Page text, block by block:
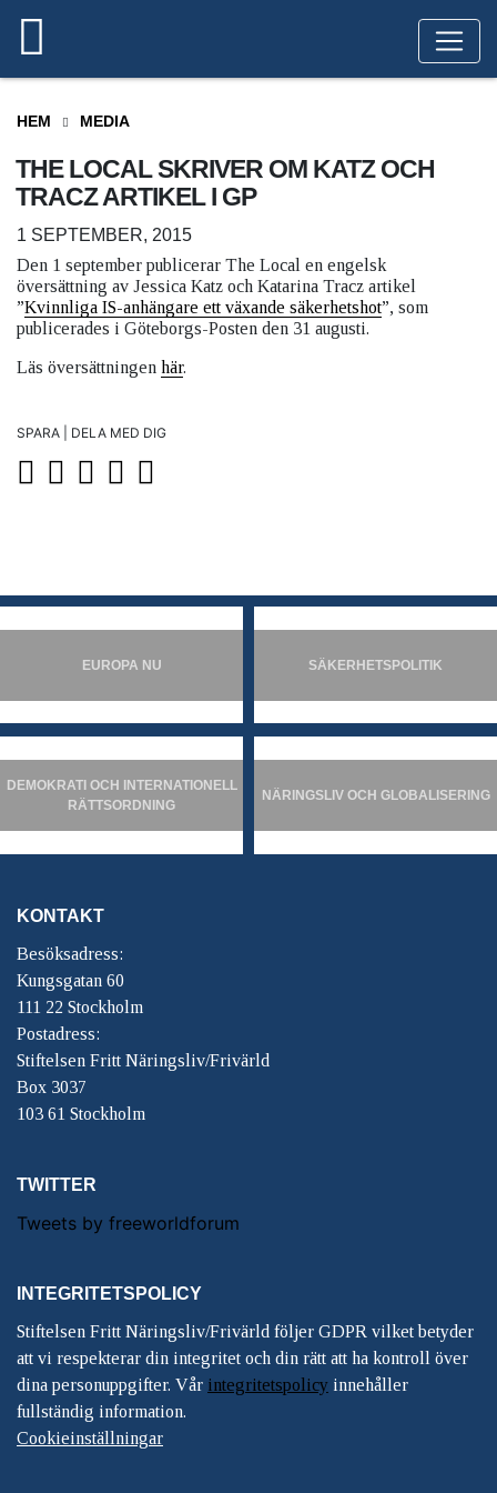
HEM MEDIA
THE LOCAL SKRIVER OM KATZ OCH
TRACZ ARTIKEL I GP
1 SEPTEMBER, 2015
Den 1 september publicerar The Local en engelsk
översättning av Jessica Katz och Katarina Tracz artikel
”Kvinnliga IS-anhängare ett växande säkerhetshot”, som
publicerades i Göteborgs-Posten den 31 augusti.
Läs översättningen här.
SPARA | DELA MED DIG
EUROPA NU SÄKERHETSPOLITIK
DEMOKRATI OCH INTERNATIONELL
RÄTTSORDNING
NÄRINGSLIV OCH GLOBALISERING
KONTAKT
Besöksadress:
Kungsgatan 60
111 22 Stockholm
Postadress:
Stiftelsen Fritt Näringsliv/Frivärld
Box 3037
103 61 Stockholm
TWITTER
Tweets by freeworldforum
INTEGRITETSPOLICY
Stiftelsen Fritt Näringsliv/Frivärld följer GDPR vilket betyder
att vi respekterar din integritet och din rätt att ha kontroll över
dina personuppgifter. Vår integritetspolicy innehåller
fullständig information.
Cookieinställningar